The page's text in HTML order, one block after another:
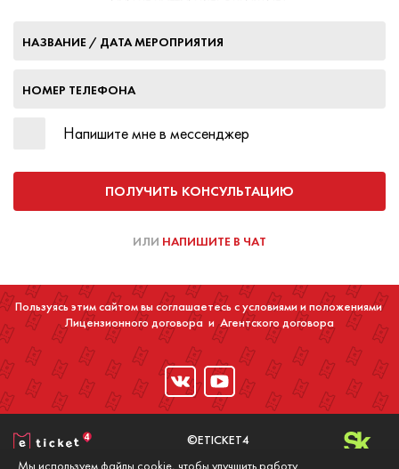
НАЗВАНИЕ / ДАТА МЕРОПРИЯТИЯ
НОМЕР ТЕЛЕФОНА
Напишите мне в мессенджер
ПОЛУЧИТЬ КОНСУЛЬТАЦИЮ
ИЛИ НАПИШИТЕ В ЧАТ
Пользуясь этим сайтом вы соглашаетесь с условиями и положениями
Лицензионного договора иАгентского договора
©ETICKET4
Мы используем файлы cookie, чтобы улучшить работу